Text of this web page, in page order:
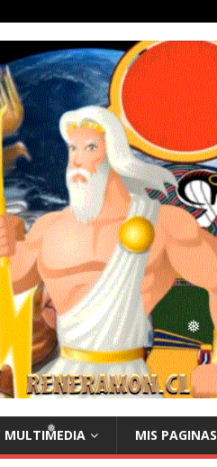
MULTIMEDIA MIS PAGINAS